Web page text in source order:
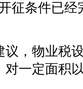
征条件已
议，物业税
一定面积